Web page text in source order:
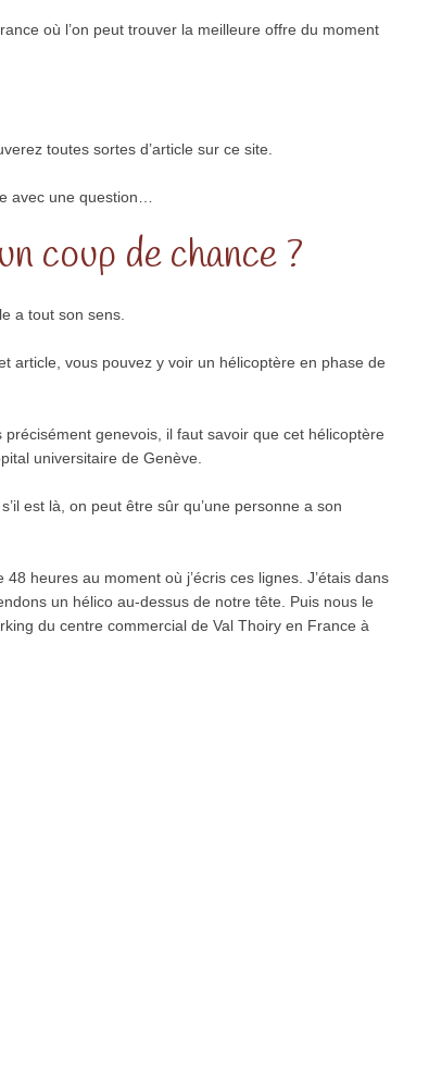
où l’on peut trouver la meilleure offre du moment
toutes sortes d’article sur ce site.
avec une question…
coup de chance ?
a tout son sens.
article, vous pouvez y voir un hélicoptère en phase de
genevois, il faut savoir que cet hélicoptère
universitaire de Genève.
est là, on peut être sûr qu’une personne a son
heures au moment où j’écris ces lignes. J’étais dans
un hélico au-dessus de notre tête. Puis nous le
du centre commercial de Val Thoiry en France à